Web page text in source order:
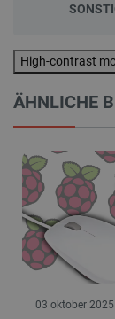
High-contrast
ÄHNLICHE
03 oktober 2025